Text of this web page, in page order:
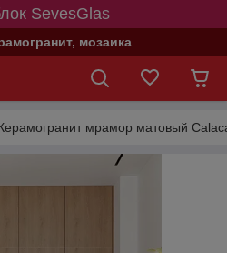
SevesGlas
мозаика
мрамор матовый